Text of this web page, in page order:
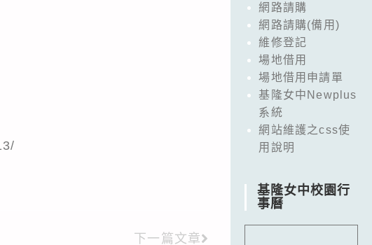
下一篇文章
網路請購
網路請購(備用)
維修登記
場地借用
場地借用申請單
基隆女中Newplus
系統
網站維護之css使
用說明
基隆女中校園行
事曆